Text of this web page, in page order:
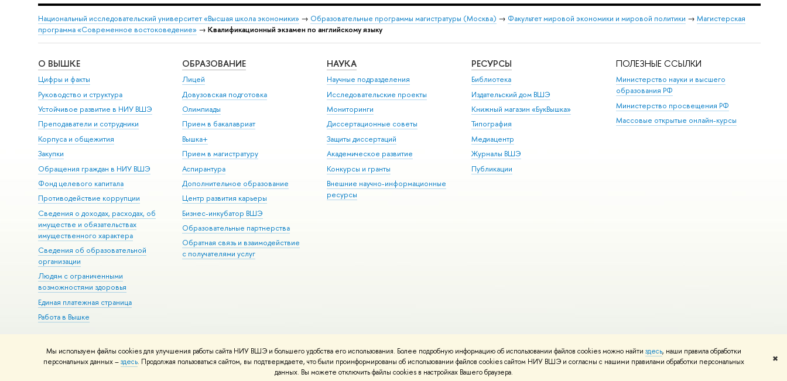
Мы используем файлы cookies для улучшения работы сайта НИУ ВШЭ и большего удобства его использования. Более подробную информацию об использовании файлов cookies можно найти здесь, наши правила обработки
персональных данных –здесь. Продолжая пользоваться сайтом, вы подтверждаете, что были проинформированы об использовании файлов cookies сайтом НИУ ВШЭ и согласны с нашими правилами обработки персональных
данных. Вы можете отключить файлы cookies в настройках Вашего браузера.
✖
Национальный исследовательский университет «Высшая школа экономики» → Образовательные программы магистратуры (Москва) → Факультет мировой экономики и мировой политики → Магистерская
программа «Современное востоковедение» → Квалификационный экзамен по английскому языку
О ВЫШКЕ
Цифры и факты
Руководство и структура
Устойчивое развитие в НИУ ВШЭ
Преподаватели и сотрудники
Корпуса и общежития
Закупки
Обращения граждан в НИУ ВШЭ
Фонд целевого капитала
Противодействие коррупции
Сведения о доходах, расходах, об
имуществе и обязательствах
имущественного характера
Сведения об образовательной
организации
Людям с ограниченными
возможностями здоровья
Единая платежная страница
Работа в Вышке
ОБРАЗОВАНИЕ
Лицей
Довузовская подготовка
Олимпиады
Прием в бакалавриат
Вышка+
Прием в магистратуру
Аспирантура
Дополнительное образование
Центр развития карьеры
Бизнес-инкубатор ВШЭ
Образовательные партнерства
Обратная связь и взаимодействие
с получателями услуг
НАУКА
Научные подразделения
Исследовательские проекты
Мониторинги
Диссертационные советы
Защиты диссертаций
Академическое развитие
Конкурсы и гранты
Внешние научно-информационные
ресурсы
РЕСУРСЫ
Библиотека
Издательский дом ВШЭ
Книжный магазин «БукВышка»
Типография
Медиацентр
Журналы ВШЭ
Публикации
ПОЛЕЗНЫЕ ССЫЛКИ
Министерство науки и высшего
образования РФ
Министерство просвещения РФ
Массовые открытые онлайн-курсы
Редактору
© НИУ ВШЭ 1993–2026 Адреса и контакты Условия использования материалов Политика конфиденциальности Карта сайта
Шрифты HSE Sans и HSE Slab разработаны вШколе дизайна НИУ ВШЭ